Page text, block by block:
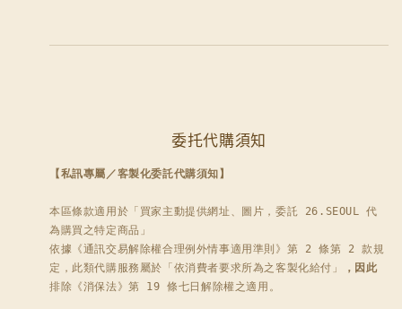
委托代購須知
【私訊專屬／客製化委託代購須知】
本區條款適用於「買家主動提供網址、圖片，委託 26.SEOUL 代
為購買之特定商品」
依據《通訊交易解除權合理例外情事適用準則》第 2 條第 2 款規
定，此類代購服務屬於「依消費者要求所為之客製化給付」
，因此
排除《消保法》第 19 條七日解除權之適用。